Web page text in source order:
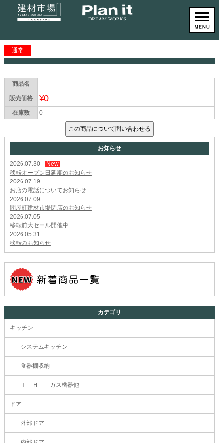
通常
商品名
販売価格 ¥0
在庫数 0
お知らせ
2026.07.30
New
移転オープン日延期のお知らせ
2026.07.19
お店の電話についてお知らせ
2026.07.09
問屋町建材市場閉店のお知らせ
2026.07.05
移転前大セール開催中
2026.05.31
移転のお知らせ
カテゴリ
キッチン
システムキッチン
食器棚収納
Ｉ Ｈ ガス機器他
ドア
外部ドア